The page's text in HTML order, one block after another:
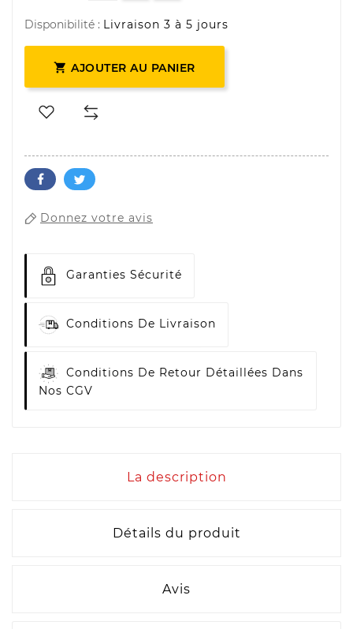
Disponibilité : Livraison 3 à 5 jours
 AJOUTER AU PANIER
Donnez votre avis
Garanties Sécurité
Conditions De Livraison
Conditions De Retour Détaillées Dans
Nos CGV
La description
Détails du produit
Avis